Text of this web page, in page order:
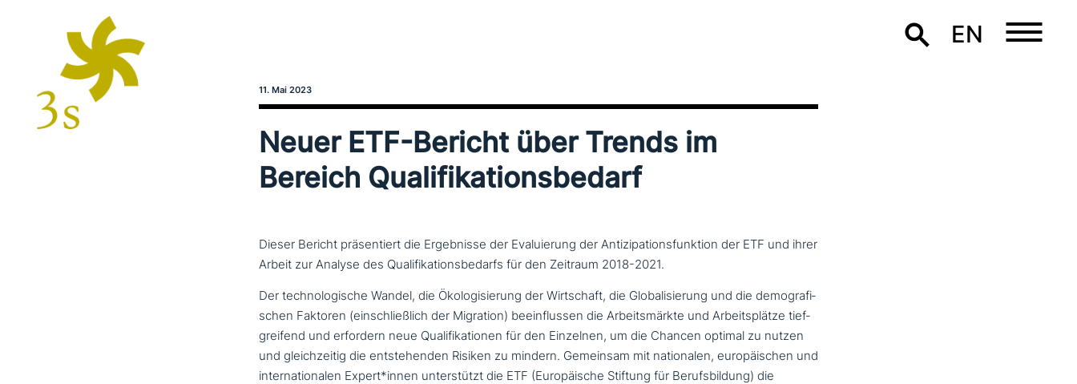
EN
11. Mai 2023
Neuer ETF-Bericht über Trends im
Bereich Qualifikationsbedarf
Dieser Bericht präsentiert die Ergebnisse der Evaluierung der Antizipationsfunktion der ETF und ihrer
Arbeit zur Analyse des Qualifikationsbedarfs für den Zeitraum 2018-2021.
Der tech­no­lo­gi­sche Wandel, die Ökologisierung der Wirtschaft, die Globalisierung und die demo­gra­fi­
schen Faktoren (ein­schließ­lich der Migration) beein­flus­sen die Arbeitsmärkte und Arbeitsplätze tief­
grei­fend und erfordern neue Qualifikationen für den Einzelnen, um die Chancen optimal zu nutzen
und gleich­zei­tig die ent­ste­hen­den Risiken zu mindern. Gemeinsam mit natio­na­len, euro­päi­schen und
inter­na­tio­na­len Expert*innen unter­stützt die ETF (Europäische Stiftung für Berufsbildung) die